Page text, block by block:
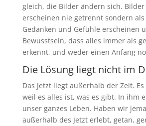
gleich, die Bilder ändern sich.
erscheinen nie getrennt sondern als
Gedanken und Gefühle erscheinen
Bewusstsein, dass alles immer als
erkennt, und weder einen Anfang
Die Lösung liegt nicht im
Das Jetzt liegt außerhalb der Zeit.
weil es alles ist, was es gibt. In ihm
unser ganzes Leben. Haben wir
außerhalb des Jetzt erlebt, getan,